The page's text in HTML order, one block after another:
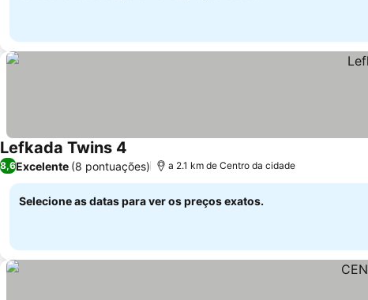
Lefkada Twins 4
8,6Excelente (8 pontuações) a 2.1 km de Centro da cidade
Selecione as datas para ver os preços exatos.